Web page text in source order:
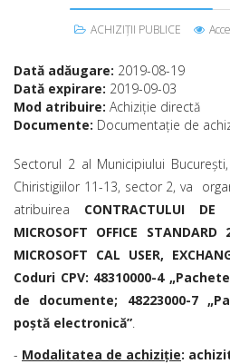
ACHIZIȚII PUBLICE
Dată adăugare: 2019-08-19
Dată expirare: 2019-09-03
Mod atribuire: Achiziţie directă
Documente: Documentaţie de
Sectorul 2 al Municipiului
Chiristigiilor 11-13, sector 2, va
atribuirea CONTRACTULUI DE
MICROSOFT OFFICE
MICROSOFT CAL USER,
Coduri CPV: 48310000-4
de documente; 48223000-7
poştă electronică”.
- Modalitatea de achiziţie: